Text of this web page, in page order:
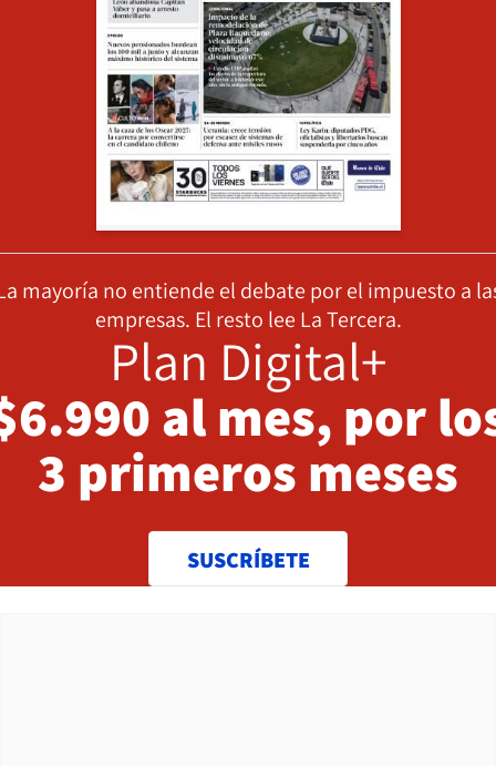
mayoría no entiende el debate por el impuesto a
empresas. El resto lee La Tercera.
Plan Digital+
al mes, por
3 primeros meses
SUSCRÍBETE